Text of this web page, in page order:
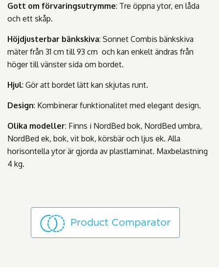
Gott om förvaringsutrymme: Tre öppna ytor, en låda
och ett skåp.
Höjdjusterbar bänkskiva: Sonnet Combis bänkskiva
mäter från 31 cm till 93 cm och kan enkelt ändras från
höger till vänster sida om bordet.
Hjul: Gör att bordet lätt kan skjutas runt.
Design: Kombinerar funktionalitet med elegant design.
Olika modeller: Finns i NordBed bok, NordBed umbra,
NordBed ek, bok, vit bok, körsbär och ljus ek. Alla
horisontella ytor är gjorda av plastlaminat. Maxbelastning
4 kg.
Product Comparator